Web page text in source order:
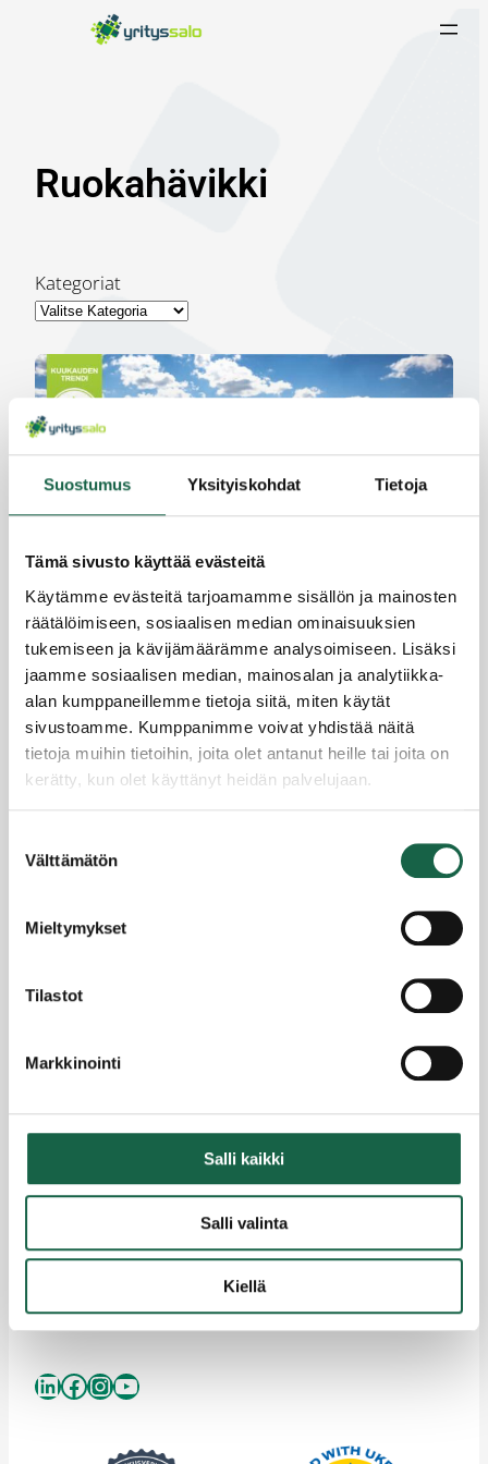
Suostumus Yksityiskohdat Tietoja
Tämä sivusto käyttää evästeitä
Käytämme evästeitä tarjoamamme sisällön ja mainosten
räätälöimiseen, sosiaalisen median ominaisuuksien
tukemiseen ja kävijämäärämme analysoimiseen. Lisäksi
jaamme sosiaalisen median, mainosalan ja analytiikka-
alan kumppaneillemme tietoja siitä, miten käytät
sivustoamme. Kumppanimme voivat yhdistää näitä
tietoja muihin tietoihin, joita olet antanut heille tai joita on
kerätty, kun olet käyttänyt heidän palvelujaan.
Evästeet >
valinta
Välttämätön
Mieltymykset
Tilastot
Markkinointi
Salli kaikki
Salli valinta
Kiellä
Ruokahävikki
Kategoriat
Ratkaisut ruokahävikkiin löytyvät
suunnitelmallisuudesta ja ajattelutavan
muutoksesta
4.12.2024
24100 SALO
p.+358 44 778 2142
Vapaat toimitilat
lounapuisto.fi
LinkedIn
Facebook
Instagram
YouTube